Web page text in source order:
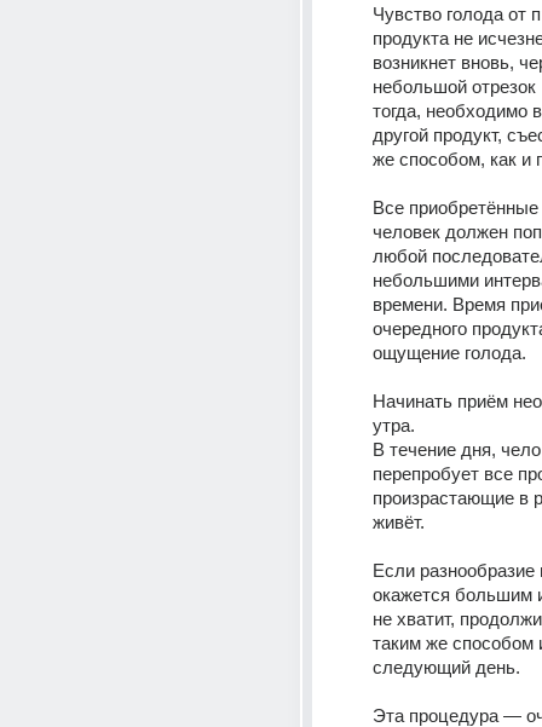
Чувство голода от
продукта не
возникнет вновь,
небольшой
тогда, необходимо
другой продукт,
же способом, как и
Все
человек должен
любой
небольшими
времени. Время
очередного
ощущение голода.
Начинать приём
утра.
В течение дня,
перепробует все
произрастающие в
живёт.
Если разнообразие
окажется большим
не хватит,
таким же способом
следующий день.
Эта процедура —